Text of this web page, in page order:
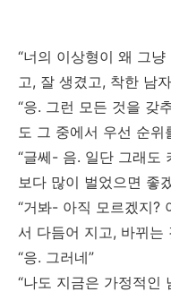
“너의 이상형이 왜 그
고, 잘 생겼고, 착한 남
“응. 그런 모든 것을 갖
도 그 중에서 우선 순위
“글쎄- 음. 일단 그래도
보다 많이 벌었으면 좋
“거봐- 아직 모르겠지?
서 다듬어 지고, 바뀌는
“응. 그러네”
“나도 지금은 가정적인